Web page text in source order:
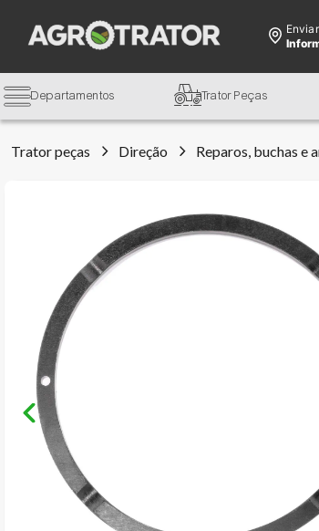
Departamentos Trator Peças
Trator peças Direção Reparos, buchas e